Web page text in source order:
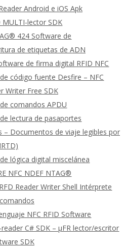
Android e iOS Apk
MULTI-lector SDK
424 Software de
de etiquetas de ADN
de firma digital RFID NFC
código fuente Desfire – NFC
Writer Free SDK
comandos APDU
lectura de pasaportes
– Documentos de viaje legibles por
lógica digital miscelánea
NFC NDEF NTAG®
Reader Writer Shell Intérprete
NFC RFID Software
C# SDK – μFR lector/escritor
SDK